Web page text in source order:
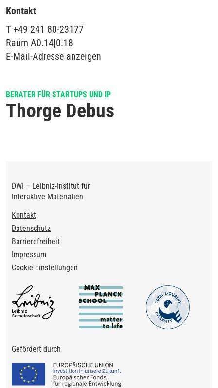
Kontakt
T +49 241 80-23177
Raum A0.14|0.18
E-Mail-Adresse anzeigen
BERATER FÜR STARTUPS UND IP
Thorge Debus
DWI – Leibniz-Institut für
Interaktive Materialien
Footer
Kontakt
Datenschutz
Barrierefreiheit
Impressum
Cookie Einstellungen
Gefördert durch